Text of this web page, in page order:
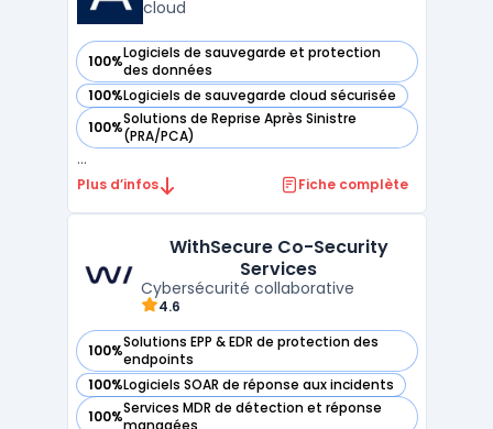
temps ré ...cloud
100%Logiciels de sauvegarde et protection
des données
— voir Acronis Cyber Protect Cloud dans cette catégorie
100%Logiciels de sauvegarde cloud sécurisée
— voir Acronis Cyber Protect Cloud dans cette catégorie
100%Solutions de Reprise Après Sinistre
(PRA/PCA)
— voir Acronis Cyber Protect Cloud dans cette catégorie
...
Plus d’infos Fiche complète
WithSecure Co-Security
Services
Cybersécurité collaborative
4.6
100%Solutions EPP & EDR de protection des
endpoints
— voir WithSecure Co-Security Services dans cette
100%Logiciels SOAR de réponse aux incidents
— voir WithSecure Co-Security Services dans cette
100%Services MDR de détection et réponse
managées
— voir WithSecure Co-Security Services dans cette